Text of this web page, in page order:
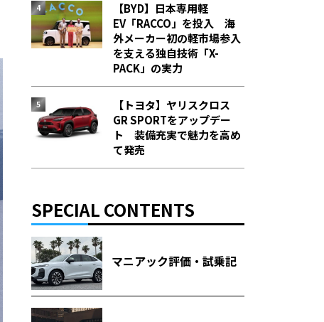
【BYD】日本専用軽
EV「RACCO」を投入 海
外メーカー初の軽市場参入
を支える独自技術「X-
PACK」の実力
【トヨタ】ヤリスクロス
GR SPORTをアップデー
ト 装備充実で魅力を高め
て発売
SPECIAL CONTENTS
マニアック評価・試乗記